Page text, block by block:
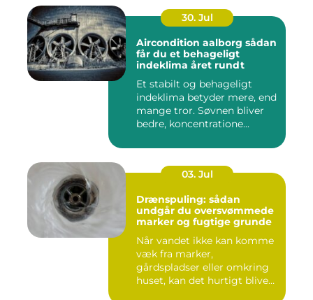
30. Jul
Aircondition aalborg sådan
får du et behageligt
indeklima året rundt
Et stabilt og behageligt
indeklima betyder mere, end
mange tror. Søvnen bliver
bedre, koncentratione...
03. Jul
Drænspuling: sådan
undgår du oversvømmede
marker og fugtige grunde
Når vandet ikke kan komme
væk fra marker,
gårdspladser eller omkring
huset, kan det hurtigt blive